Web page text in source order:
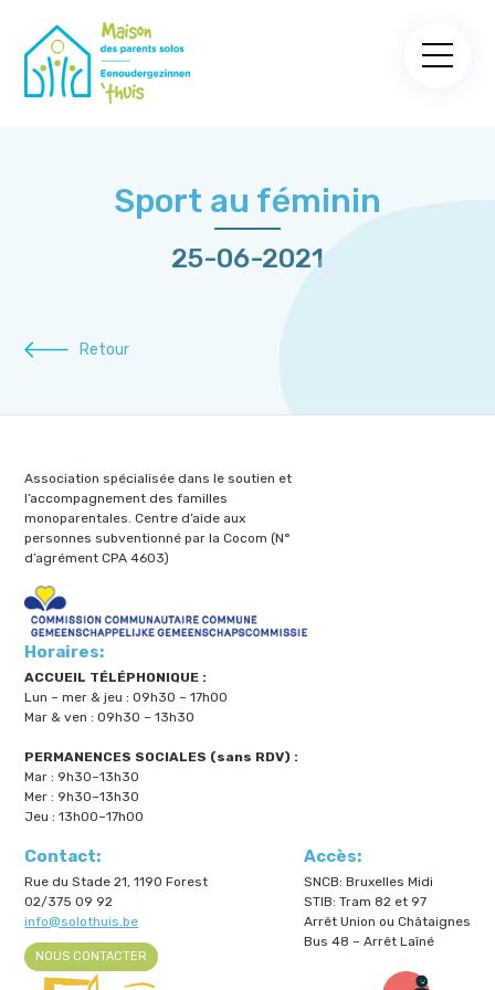
Sport au féminin
25-06-2021
Retour
Association spécialisée dans le soutien et
l’accompagnement des familles
monoparentales. Centre d’aide aux
personnes subventionné par la Cocom (N°
d’agrément CPA 4603)
Horaires:
ACCUEIL TÉLÉPHONIQUE :
Lun – mer & jeu : 09h30 – 17h00
Mar & ven : 09h30 – 13h30
PERMANENCES SOCIALES (sans RDV) :
Mar : 9h30–13h30
Mer : 9h30–13h30
Jeu : 13h00–17h00
Contact:
Rue du Stade 21, 1190 Forest
02/375 09 92
info@solothuis.be
NOUS CONTACTER
Accès:
SNCB: Bruxelles Midi
STIB: Tram 82 et 97
Arrêt Union ou Châtaignes
Bus 48 – Arrêt Laîné